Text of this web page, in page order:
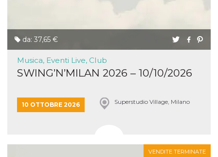
da: 37,65 €
Musica, Eventi Live, Club
SWING’N’MILAN 2026 – 10/10/2026
10 OTTOBRE 2026 Superstudio Village, Milano
VENDITE TERMINATE